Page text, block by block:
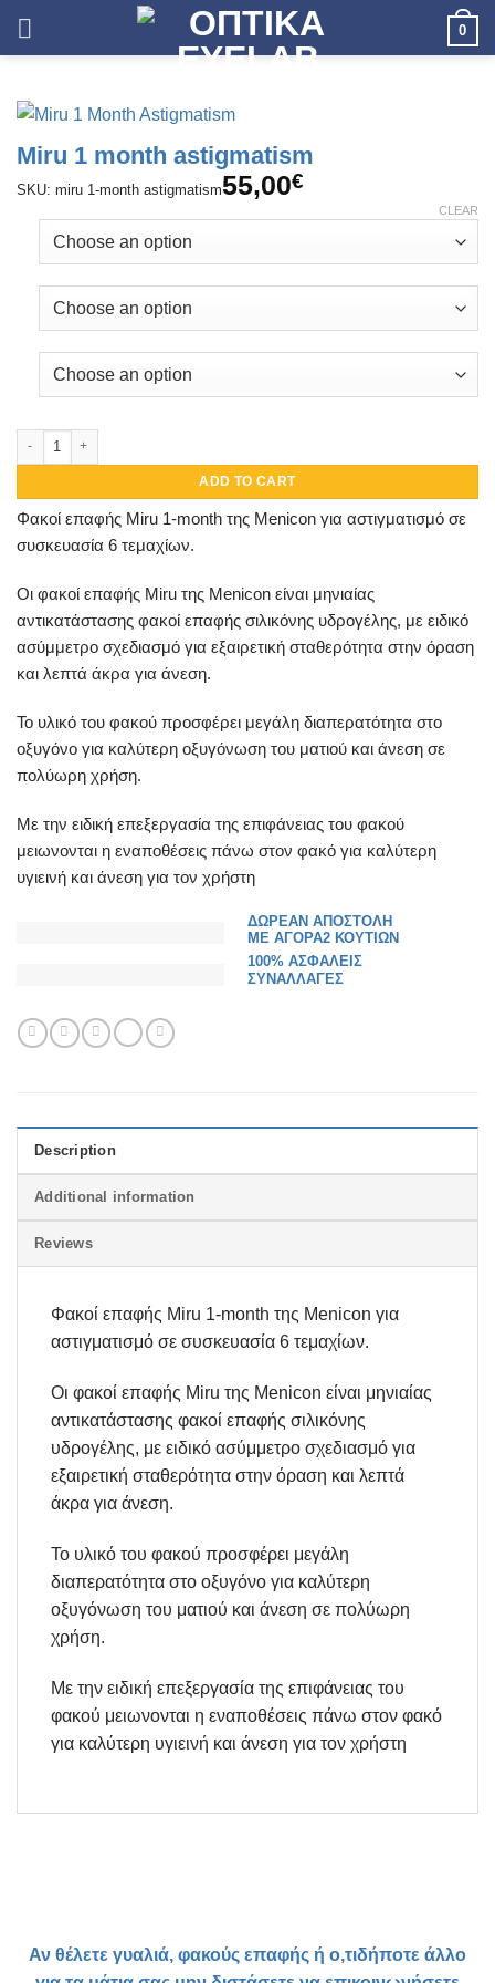
0
Miru 1 month astigmatism
SKU: miru 1-month astigmatism55,00€
CLEAR
Miru 1 month astigmatism quantity
ADD TO CART
Φακοί επαφής Μiru 1-month της Menicon για αστιγματισμό σε
συσκευασία 6 τεμαχίων.
Οι φακοί επαφής Miru της Menicon είναι μηνιαίας
αντικατάστασης φακοί επαφής σιλικόνης υδρογέλης, με ειδικό
ασύμμετρο σχεδιασμό για εξαιρετική σταθερότητα στην όραση
και λεπτά άκρα για άνεση.
Το υλικό του φακού προσφέρει μεγάλη διαπερατότητα στο
οξυγόνο για καλύτερη οξυγόνωση του ματιού και άνεση σε
πολύωρη χρήση.
Με την ειδική επεξεργασία της επιφάνειας του φακού
μειωνονται η εναποθέσεις πάνω στον φακό για καλύτερη
υγιεινή και άνεση για τον χρήστη
ΔΩΡΕΑΝ ΑΠΟΣΤΟΛΗ
ΜΕ ΑΓΟΡΑ2 ΚΟΥΤΙΩΝ
100% ΑΣΦΑΛΕΙΣ
ΣΥΝΑΛΛΑΓΕΣ
Description
Additional information
Reviews
Φακοί επαφής Μiru 1-month της Menicon για
αστιγματισμό σε συσκευασία 6 τεμαχίων.
Οι φακοί επαφής Miru της Menicon είναι μηνιαίας
αντικατάστασης φακοί επαφής σιλικόνης
υδρογέλης, με ειδικό ασύμμετρο σχεδιασμό για
εξαιρετική σταθερότητα στην όραση και λεπτά
άκρα για άνεση.
Το υλικό του φακού προσφέρει μεγάλη
διαπερατότητα στο οξυγόνο για καλύτερη
οξυγόνωση του ματιού και άνεση σε πολύωρη
χρήση.
Με την ειδική επεξεργασία της επιφάνειας του
φακού μειωνονται η εναποθέσεις πάνω στον φακό
για καλύτερη υγιεινή και άνεση για τον χρήστη
Αν θέλετε γυαλιά, φακούς επαφής ή ο,τιδήποτε άλλο